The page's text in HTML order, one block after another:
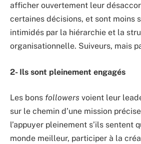
afficher ouvertement leur
certaines décisions, et sont moins
intimidés par la hiérarchie et la
organisationnelle. Suiveurs, mais
2- Ils sont pleinement engagés
Les bons followers voient leur
sur le chemin d’une mission
l’appuyer pleinement s’ils sentent
monde meilleur, participer à la